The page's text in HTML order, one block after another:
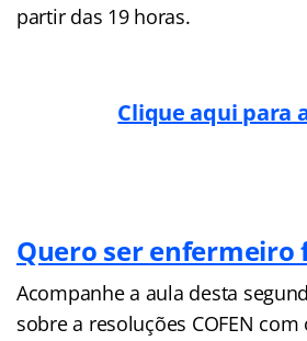
partir das 19 horas.
Clique aqui para
Quero ser enfermeiro
Acompanhe a aula desta
sobre a resoluções COFEN